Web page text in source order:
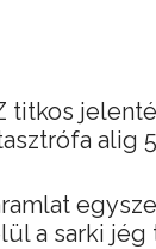
titkos
alig
a sarki jég